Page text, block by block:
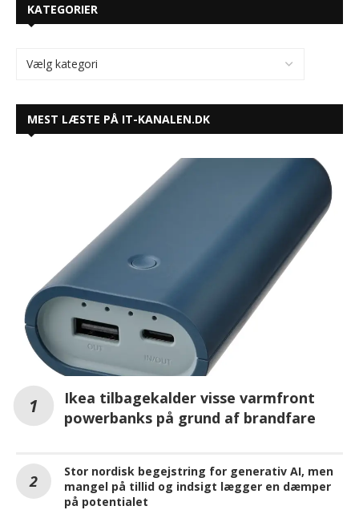
KATEGORIER
MEST LÆSTE PÅ IT-KANALEN.DK
Ikea tilbagekalder visse varmfront
powerbanks på grund af brandfare
Stor nordisk begejstring for generativ AI, men
mangel på tillid og indsigt lægger en dæmper
på potentialet